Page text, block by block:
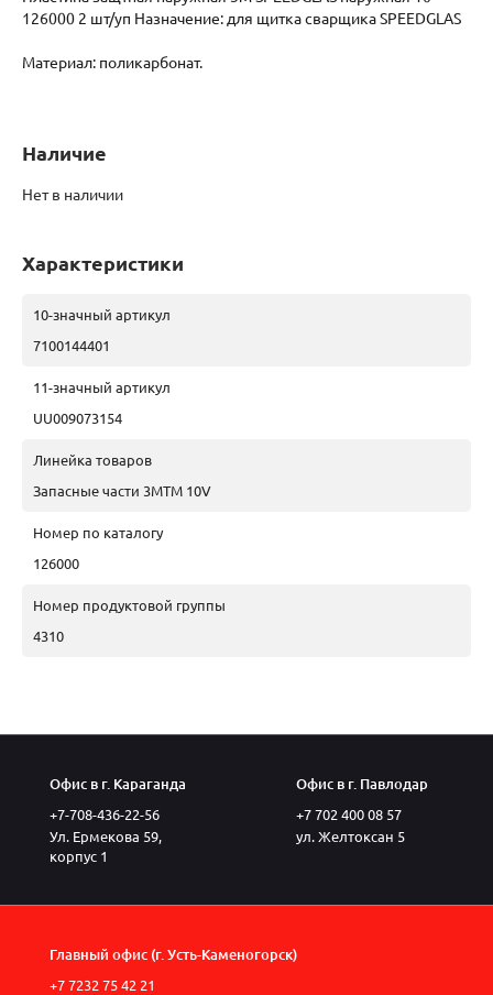
126000 2 шт/уп Назначение: для щитка сварщика SPEEDGLAS
Материал: поликарбонат.
Наличие
Нет в наличии
Характеристики
10-значный артикул
7100144401
11-значный артикул
UU009073154
Линейка товаров
Запасные части 3МTM 10V
Номер по каталогу
126000
Номер продуктовой группы
4310
Офис в г. Караганда
+7-708-436-22-56
Ул. Ермекова 59,
корпус 1
Офис в г. Павлодар
+7 702 400 08 57
ул. Желтоксан 5
Главный офис (г. Усть-Каменогорск)
+7 7232 75 42 21